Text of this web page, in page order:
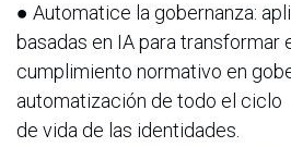
● Automatice la gobernanza:
basadas en IA para transformar
cumplimiento normativo en
automatización de todo el ciclo
de vida de las identidades.